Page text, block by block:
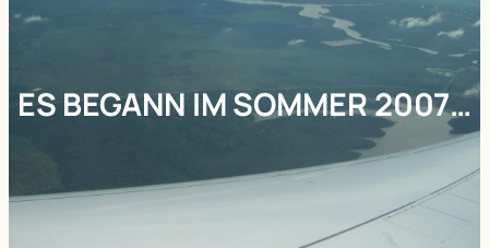
ES BEGANN IM SOMMER 2007…